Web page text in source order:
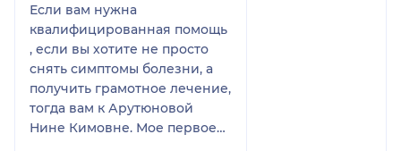
Если вам нужна
квалифицированная помощь
, если вы хотите не просто
снять симптомы болезни, а
получить грамотное лечение,
тогда вам к Арутюновой
Нине Кимовне. Мое первое